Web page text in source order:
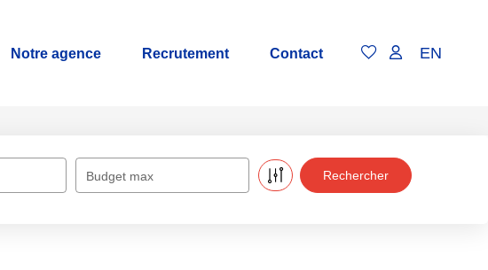
Notre agence Recrutement Contact EN
Budget max